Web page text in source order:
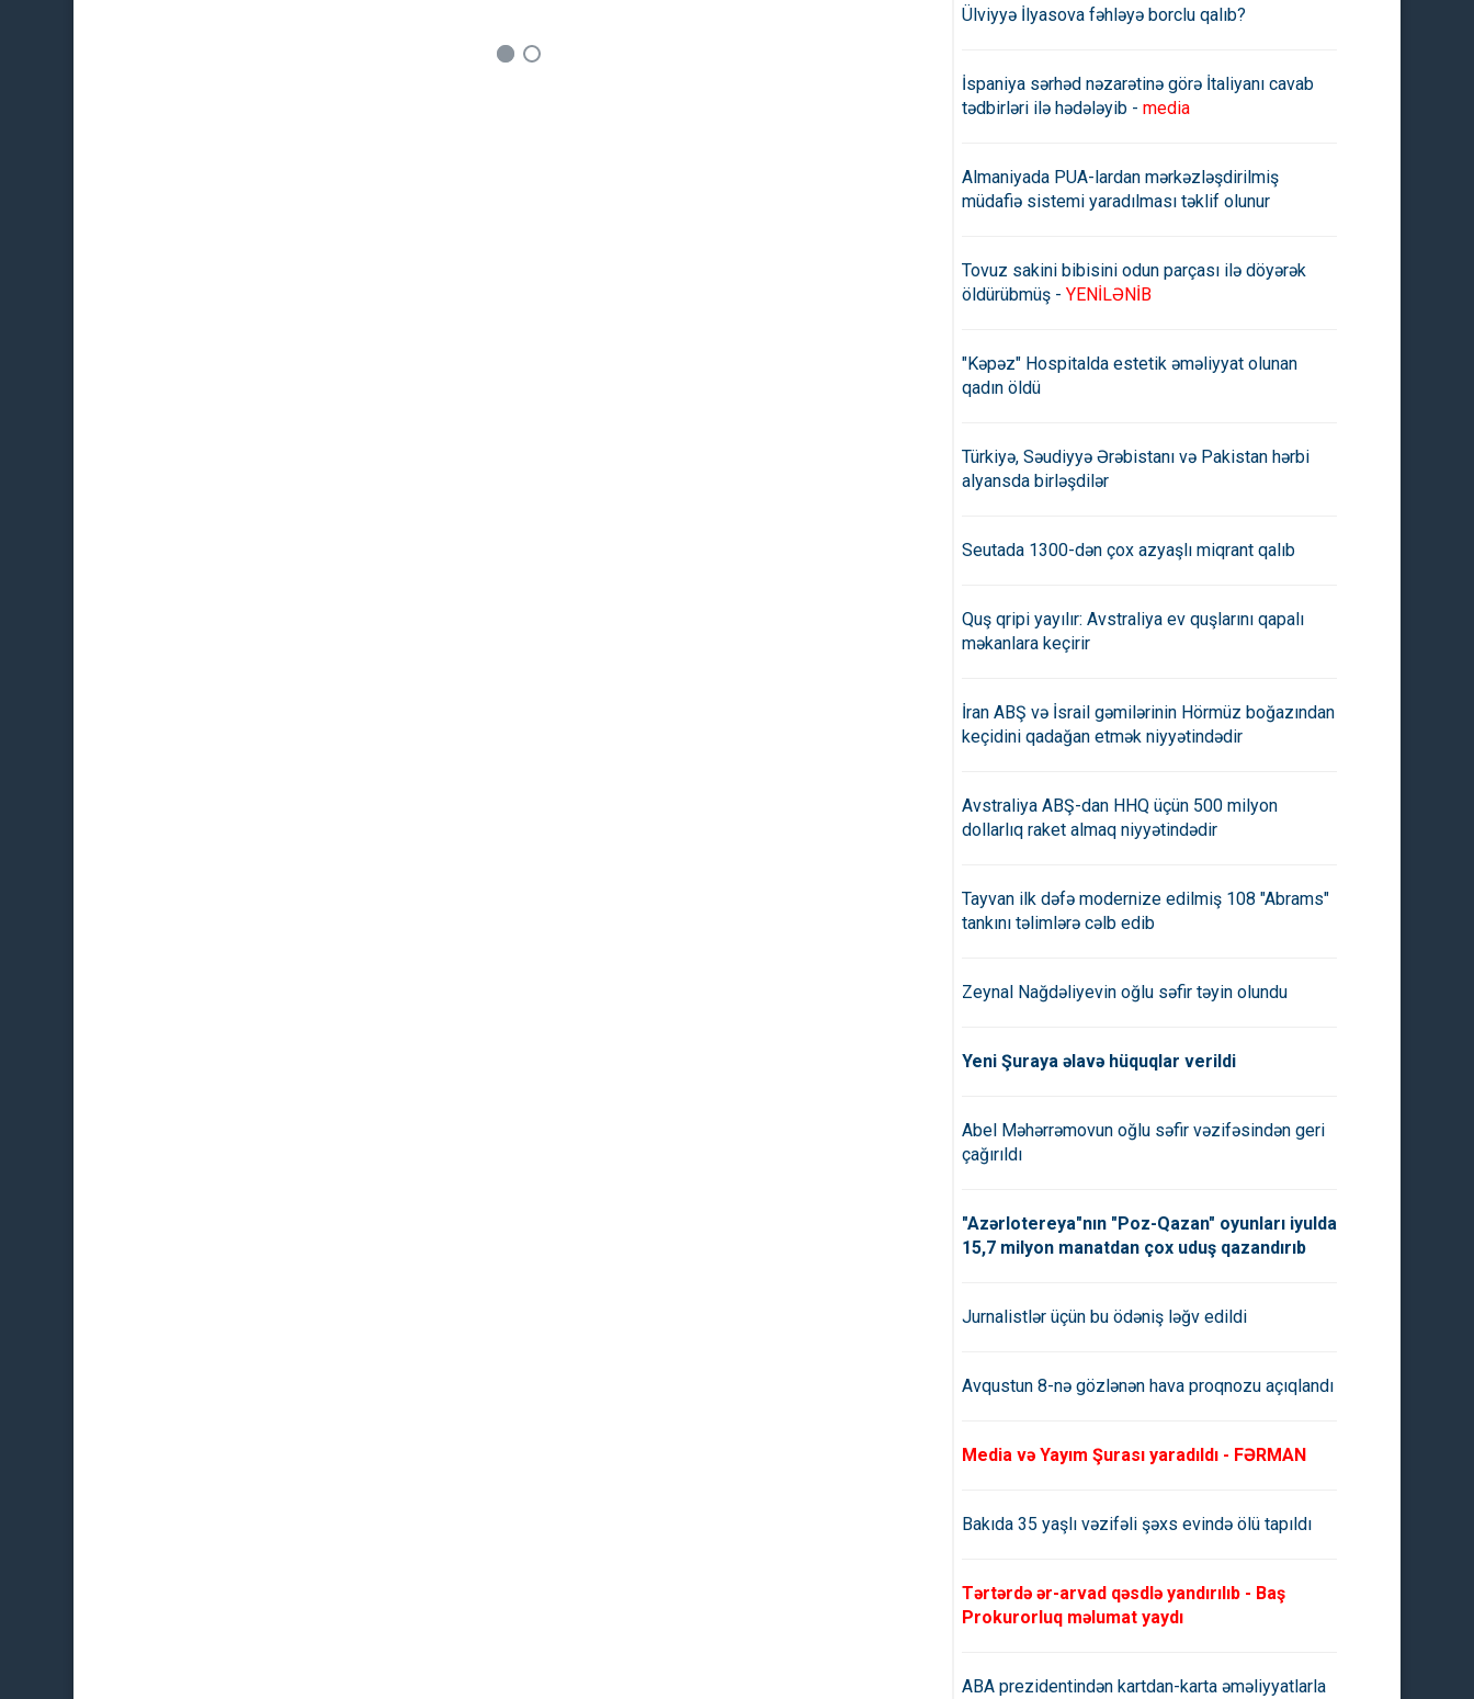
Ülviyyə İlyasova fəhləyə borclu qalıb?
İspaniya sərhəd nəzarətinə görə İtaliyanı cavab
tədbirləri ilə hədələyib - media
Almaniyada PUA-lardan mərkəzləşdirilmiş
müdafiə sistemi yaradılması təklif olunur
Tovuz sakini bibisini odun parçası ilə döyərək
öldürübmüş - YENİLƏNİB
"Kəpəz" Hospitalda estetik əməliyyat olunan
qadın öldü
Türkiyə, Səudiyyə Ərəbistanı və Pakistan hərbi
alyansda birləşdilər
Seutada 1300-dən çox azyaşlı miqrant qalıb
Quş qripi yayılır: Avstraliya ev quşlarını qapalı
məkanlara keçirir
İran ABŞ və İsrail gəmilərinin Hörmüz boğazından
keçidini qadağan etmək niyyətindədir
Avstraliya ABŞ-dan HHQ üçün 500 milyon
dollarlıq raket almaq niyyətindədir
Tayvan ilk dəfə modernize edilmiş 108 "Abrams"
tankını təlimlərə cəlb edib
Zeynal Nağdəliyevin oğlu səfir təyin olundu
Yeni Şuraya əlavə hüquqlar verildi
Abel Məhərrəmovun oğlu səfir vəzifəsindən geri
çağırıldı
"Azərlotereya"nın "Poz-Qazan" oyunları iyulda
15,7 milyon manatdan çox uduş qazandırıb
Jurnalistlər üçün bu ödəniş ləğv edildi
Avqustun 8-nə gözlənən hava proqnozu açıqlandı
Media və Yayım Şurası yaradıldı - FƏRMAN
Bakıda 35 yaşlı vəzifəli şəxs evində ölü tapıldı
Tərtərdə ər-arvad qəsdlə yandırılıb - Baş
Prokurorluq məlumat yaydı
ABA prezidentindən kartdan-karta əməliyyatlarla